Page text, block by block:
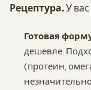
Рецептура.У
Готовая
дешевле.
(протеин,